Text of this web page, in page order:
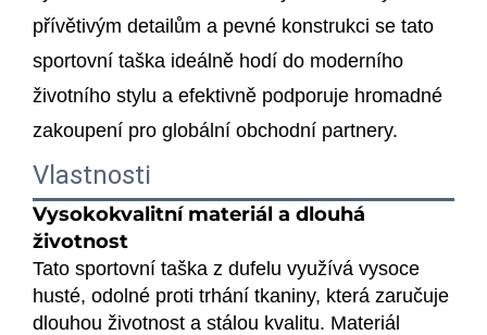
přívětivým detailům a pevné konstrukci se tato
sportovní taška ideálně hodí do moderního
životního stylu a efektivně podporuje hromadné
zakoupení pro globální obchodní partnery.
Vlastnosti
Vysokokvalitní materiál a dlouhá
životnost
Tato sportovní taška z dufelu využívá vysoce
husté, odolné proti trhání tkaniny, která zaručuje
dlouhou životnost a stálou kvalitu. Materiál